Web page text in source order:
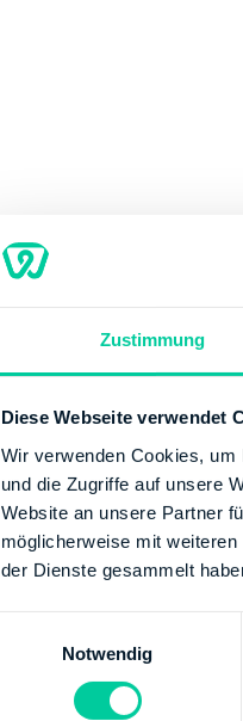
Zustimmung
Diese Webseite verwendet
Wir verwenden Cookies,
und die Zugriffe auf unsere
Website an unsere Partner
möglicherweise mit
der Dienste gesammelt
Notwendig
Im